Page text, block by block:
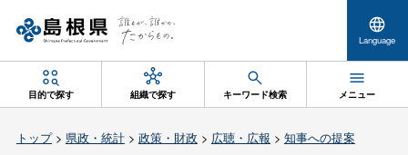
Language
目的で探す 組織で探す キーワード検索 メニュー
トップ> 県政・統計> 政策・財政 > 広聴・広報 > 知事への提案